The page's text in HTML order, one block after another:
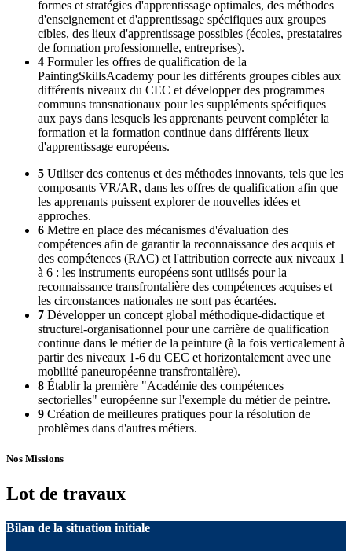
formes et stratégies d'apprentissage optimales, des méthodes
d'enseignement et d'apprentissage spécifiques aux groupes
cibles, des lieux d'apprentissage possibles (écoles, prestataires
de formation professionnelle, entreprises).
4 Formuler les offres de qualification de la
PaintingSkillsAcademy pour les différents groupes cibles aux
différents niveaux du CEC et développer des programmes
communs transnationaux pour les suppléments spécifiques
aux pays dans lesquels les apprenants peuvent compléter la
formation et la formation continue dans différents lieux
d'apprentissage européens.
5 Utiliser des contenus et des méthodes innovants, tels que les
composants VR/AR, dans les offres de qualification afin que
les apprenants puissent explorer de nouvelles idées et
approches.
6 Mettre en place des mécanismes d'évaluation des
compétences afin de garantir la reconnaissance des acquis et
des compétences (RAC) et l'attribution correcte aux niveaux 1
à 6 : les instruments européens sont utilisés pour la
reconnaissance transfrontalière des compétences acquises et
les circonstances nationales ne sont pas écartées.
7 Développer un concept global méthodique-didactique et
structurel-organisationnel pour une carrière de qualification
continue dans le métier de la peinture (à la fois verticalement à
partir des niveaux 1-6 du CEC et horizontalement avec une
mobilité paneuropéenne transfrontalière).
8 Établir la première "Académie des compétences
sectorielles" européenne sur l'exemple du métier de peintre.
9 Création de meilleures pratiques pour la résolution de
problèmes dans d'autres métiers.
Nos Missions
Lot de travaux
Bilan de la situation initiale